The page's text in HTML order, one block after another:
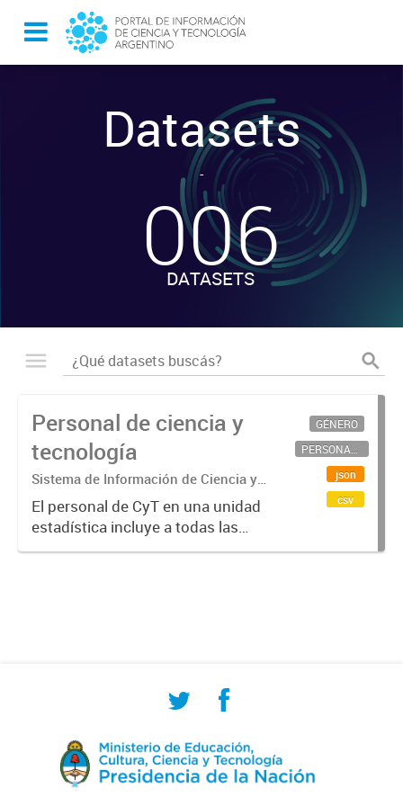
Datasets
-
006
DATASETS
Personal de ciencia y
tecnología
Sistema de Información de Ciencia y
Tecnología Argentino (SICYTAR)
El personal de CyT en una unidad
estadística incluye a todas las
personas involucradas
GÉNERO
PERSONAL CIENTÍFICO-TECNOLÓGICO
json
csv